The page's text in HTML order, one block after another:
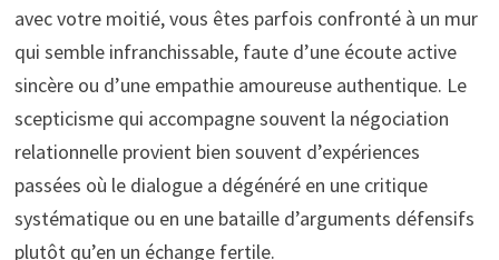
avec votre moitié, vous êtes parfois confronté à un mur
qui semble infranchissable, faute d’une écoute active
sincère ou d’une empathie amoureuse authentique. Le
scepticisme qui accompagne souvent la négociation
relationnelle provient bien souvent d’expériences
passées où le dialogue a dégénéré en une critique
systématique ou en une bataille d’arguments défensifs
plutôt qu’en un échange fertile.